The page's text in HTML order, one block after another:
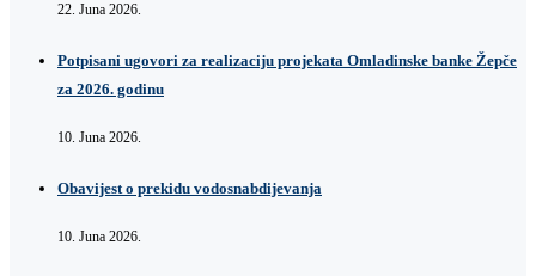
22. Juna 2026.
Potpisani ugovori za realizaciju projekata Omladinske banke Žepče
za 2026. godinu
10. Juna 2026.
Obavijest o prekidu vodosnabdijevanja
10. Juna 2026.